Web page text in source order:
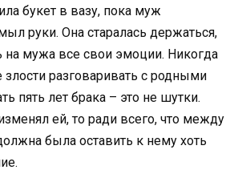
букет в вазу, пока муж
руки. Она старалась держаться,
на мужа все свои эмоции. Никогда
разговаривать с родными
пять лет брака – это не шутки.
ей, то ради всего, что между
была оставить к нему хоть